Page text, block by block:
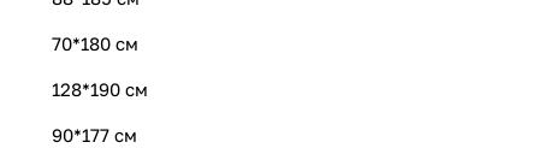
70*180 см
128*190 см
90*177 см